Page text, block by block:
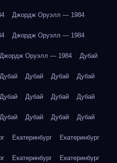
Джордж Оруэлл — 1984
Джордж Оруэлл — 1984
Джордж Оруэлл — 1984 Дубай
Дубай Дубай Дубай Дубай
Дубай Дубай Дубай Дубай
Дубай Дубай Дубай Дубай
Екатеринбург Екатеринбург
Екатеринбург Екатеринбург